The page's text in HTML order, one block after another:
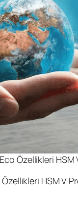
Özellikleri
HSM V